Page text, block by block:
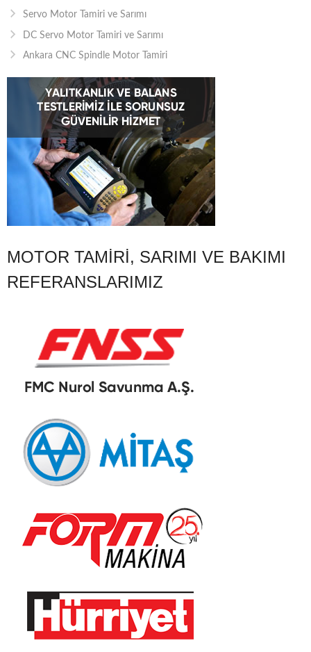
Servo Motor Tamiri ve Sarımı
DC Servo Motor Tamiri ve Sarımı
Ankara CNC Spindle Motor Tamiri
MOTOR TAMIRI, SARIMI VE BAKIMI
REFERANSLARIMIZ